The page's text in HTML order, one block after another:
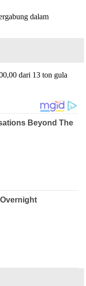
dalam
dari 13 ton gula